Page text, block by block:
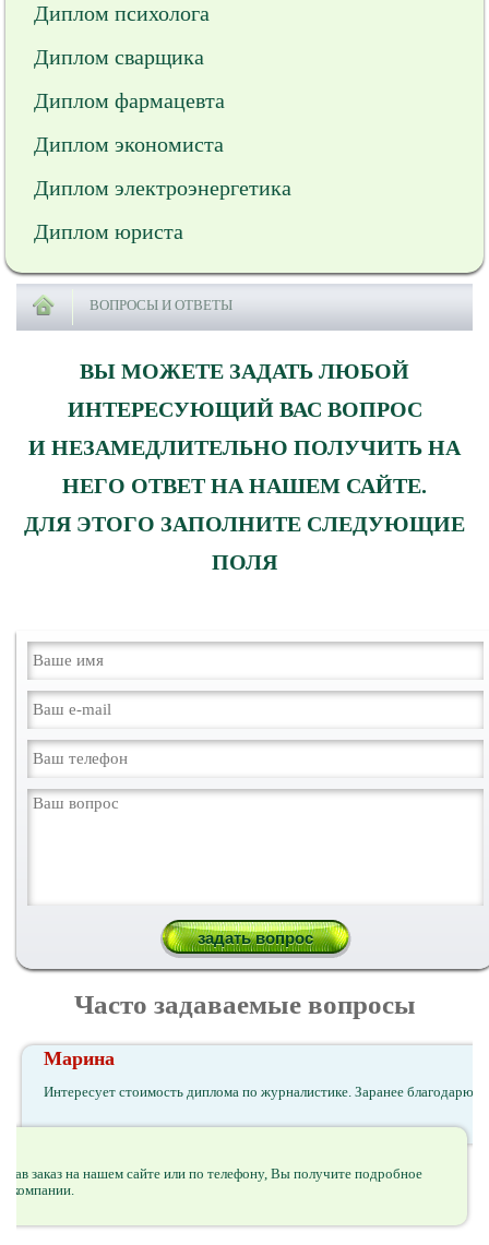
Диплом психолога
Диплом сварщика
Диплом фармацевта
Диплом экономиста
Диплом электроэнергетика
Диплом юриста
ВОПРОСЫ И ОТВЕТЫ
ВЫ МОЖЕТЕ ЗАДАТЬ ЛЮБОЙ
ИНТЕРЕСУЮЩИЙ ВАС ВОПРОС
И НЕЗАМЕДЛИТЕЛЬНО ПОЛУЧИТЬ НА
НЕГО ОТВЕТ НА НАШЕМ САЙТЕ.
ДЛЯ ЭТОГО ЗАПОЛНИТЕ СЛЕДУЮЩИЕ
ПОЛЯ
Часто задаваемые вопросы
Марина
Интересует стоимость диплома по журналистике. Заранее благодарю.
заказ на нашем сайте или по телефону, Вы получите подробное
компании.